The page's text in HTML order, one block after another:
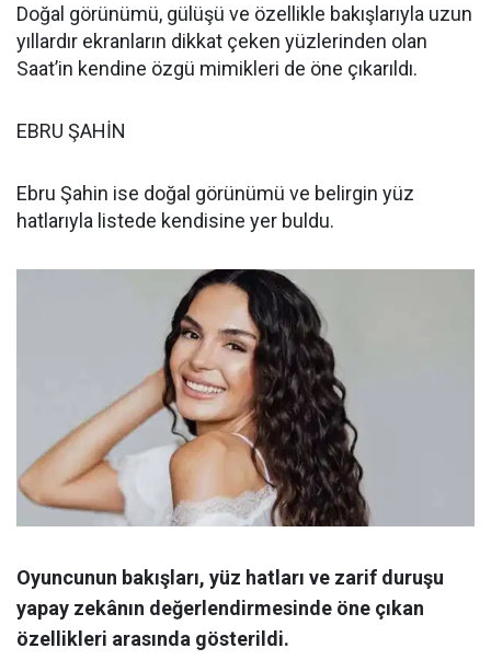
Doğal görünümü, gülüşü ve özellikle bakışlarıyla uzun
yıllardır ekranların dikkat çeken yüzlerinden olan
Saat’in kendine özgü mimikleri de öne çıkarıldı.
EBRU ŞAHİN
Ebru Şahin ise doğal görünümü ve belirgin yüz
hatlarıyla listede kendisine yer buldu.
Oyuncunun bakışları, yüz hatları ve zarif duruşu
yapay zekânın değerlendirmesinde öne çıkan
özellikleri arasında gösterildi.